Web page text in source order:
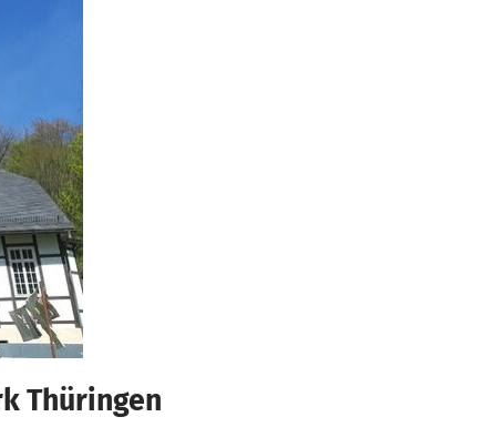
Thüringen